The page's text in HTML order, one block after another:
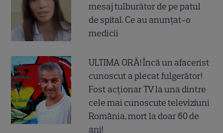
mesaj tulburător de pe patul
de spital. Ce au anunțat-o
medicii
ULTIMA ORĂ! Încă un afacerist
cunoscut a plecat fulgerător!
Fost acționar TV la una dintre
cele mai cunoscute televiziuni
România, mort la doar 60 de
ani!